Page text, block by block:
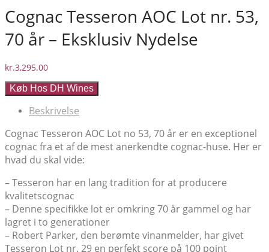
Cognac Tesseron AOC Lot nr. 53,
70 år – Eksklusiv Nydelse
kr.3,295.00
Køb Hos DH Wines
Beskrivelse
Cognac Tesseron AOC Lot no 53, 70 år er en exceptionel
cognac fra et af de mest anerkendte cognac-huse. Her er
hvad du skal vide:
– Tesseron har en lang tradition for at producere
kvalitetscognac
– Denne specifikke lot er omkring 70 år gammel og har
lagret i to generationer
– Robert Parker, den berømte vinanmelder, har givet
Tesseron Lot nr. 29 en perfekt score på 100 point